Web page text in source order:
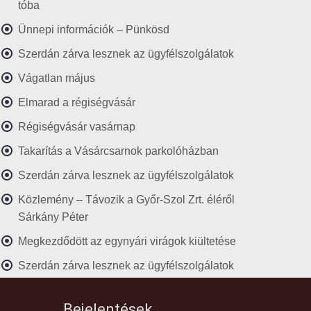
tóba
Ünnepi információk – Pünkösd
Szerdán zárva lesznek az ügyfélszolgálatok
Vágatlan május
Elmarad a régiségvásár
Régiségvásár vasárnap
Takarítás a Vásárcsarnok parkolóházban
Szerdán zárva lesznek az ügyfélszolgálatok
Közlemény – Távozik a Győr-Szol Zrt. éléről
Sárkány Péter
Megkezdődött az egynyári virágok kiültetése
Szerdán zárva lesznek az ügyfélszolgálatok